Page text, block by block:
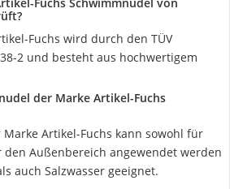
Fuchs wird durch den TÜV
2 und besteht aus hochwertigem
der Marke Artikel-Fuchs
Artikel-Fuchs kann sowohl für
Außenbereich angewendet werden
auch Salzwasser geeignet.